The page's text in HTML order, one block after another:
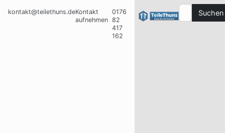
kontakt@teilethuns.deKontakt
aufnehmen
0176
82
417
162
Suchen